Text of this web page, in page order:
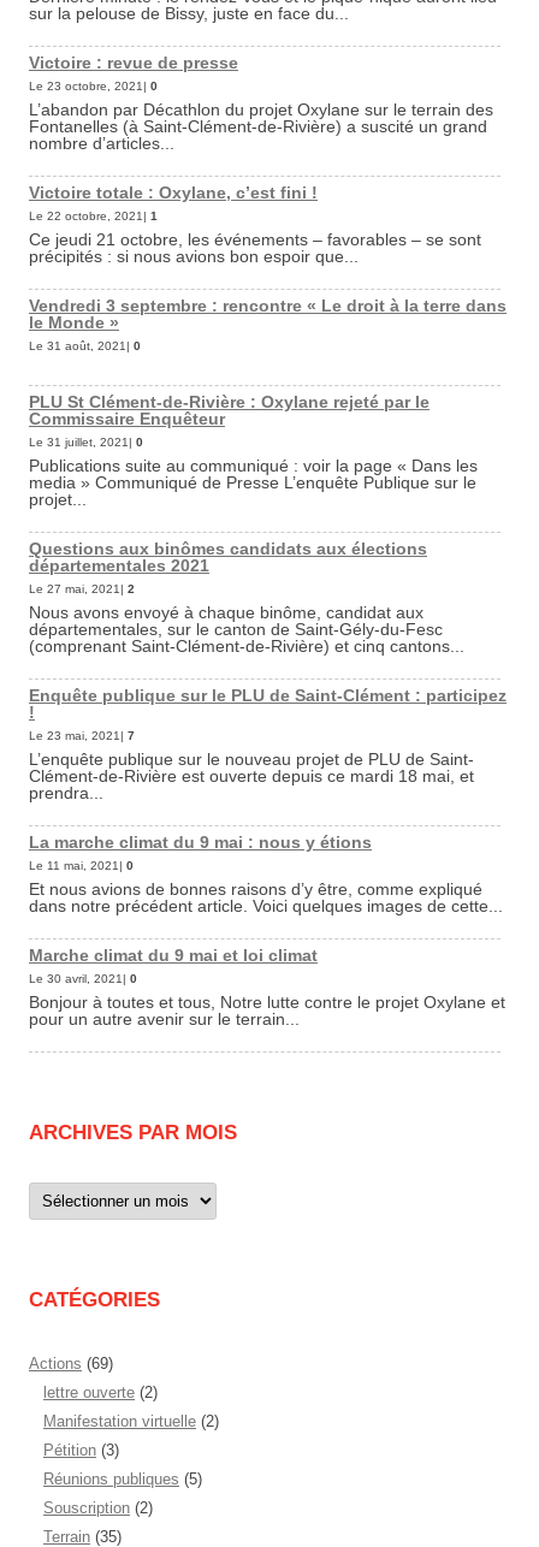
sur la pelouse de Bissy, juste en face du...
Victoire : revue de presse
Le 23 octobre, 2021| 0
L’abandon par Décathlon du projet Oxylane sur le terrain des
Fontanelles (à Saint-Clément-de-Rivière) a suscité un grand
nombre d’articles...
Victoire totale : Oxylane, c’est fini !
Le 22 octobre, 2021| 1
Ce jeudi 21 octobre, les événements – favorables – se sont
précipités : si nous avions bon espoir que...
Vendredi 3 septembre : rencontre « Le droit à la terre dans
le Monde »
Le 31 août, 2021| 0
PLU St Clément-de-Rivière : Oxylane rejeté par le
Commissaire Enquêteur
Le 31 juillet, 2021| 0
Publications suite au communiqué : voir la page « Dans les
media » Communiqué de Presse L’enquête Publique sur le
projet...
Questions aux binômes candidats aux élections
départementales 2021
Le 27 mai, 2021| 2
Nous avons envoyé à chaque binôme, candidat aux
départementales, sur le canton de Saint-Gély-du-Fesc
(comprenant Saint-Clément-de-Rivière) et cinq cantons...
Enquête publique sur le PLU de Saint-Clément : participez
!
Le 23 mai, 2021| 7
L’enquête publique sur le nouveau projet de PLU de Saint-
Clément-de-Rivière est ouverte depuis ce mardi 18 mai, et
prendra...
La marche climat du 9 mai : nous y étions
Le 11 mai, 2021| 0
Et nous avions de bonnes raisons d’y être, comme expliqué
dans notre précédent article. Voici quelques images de cette...
Marche climat du 9 mai et loi climat
Le 30 avril, 2021| 0
Bonjour à toutes et tous, Notre lutte contre le projet Oxylane et
pour un autre avenir sur le terrain...
ARCHIVES PAR MOIS
Archives
par
CATÉGORIES
Actions (69)
lettre ouverte (2)
Manifestation virtuelle (2)
Pétition (3)
Réunions publiques (5)
Souscription (2)
Terrain (35)